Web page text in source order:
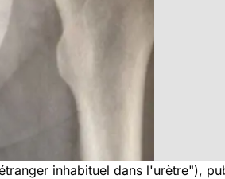
inhabituel dans l'urètre"),